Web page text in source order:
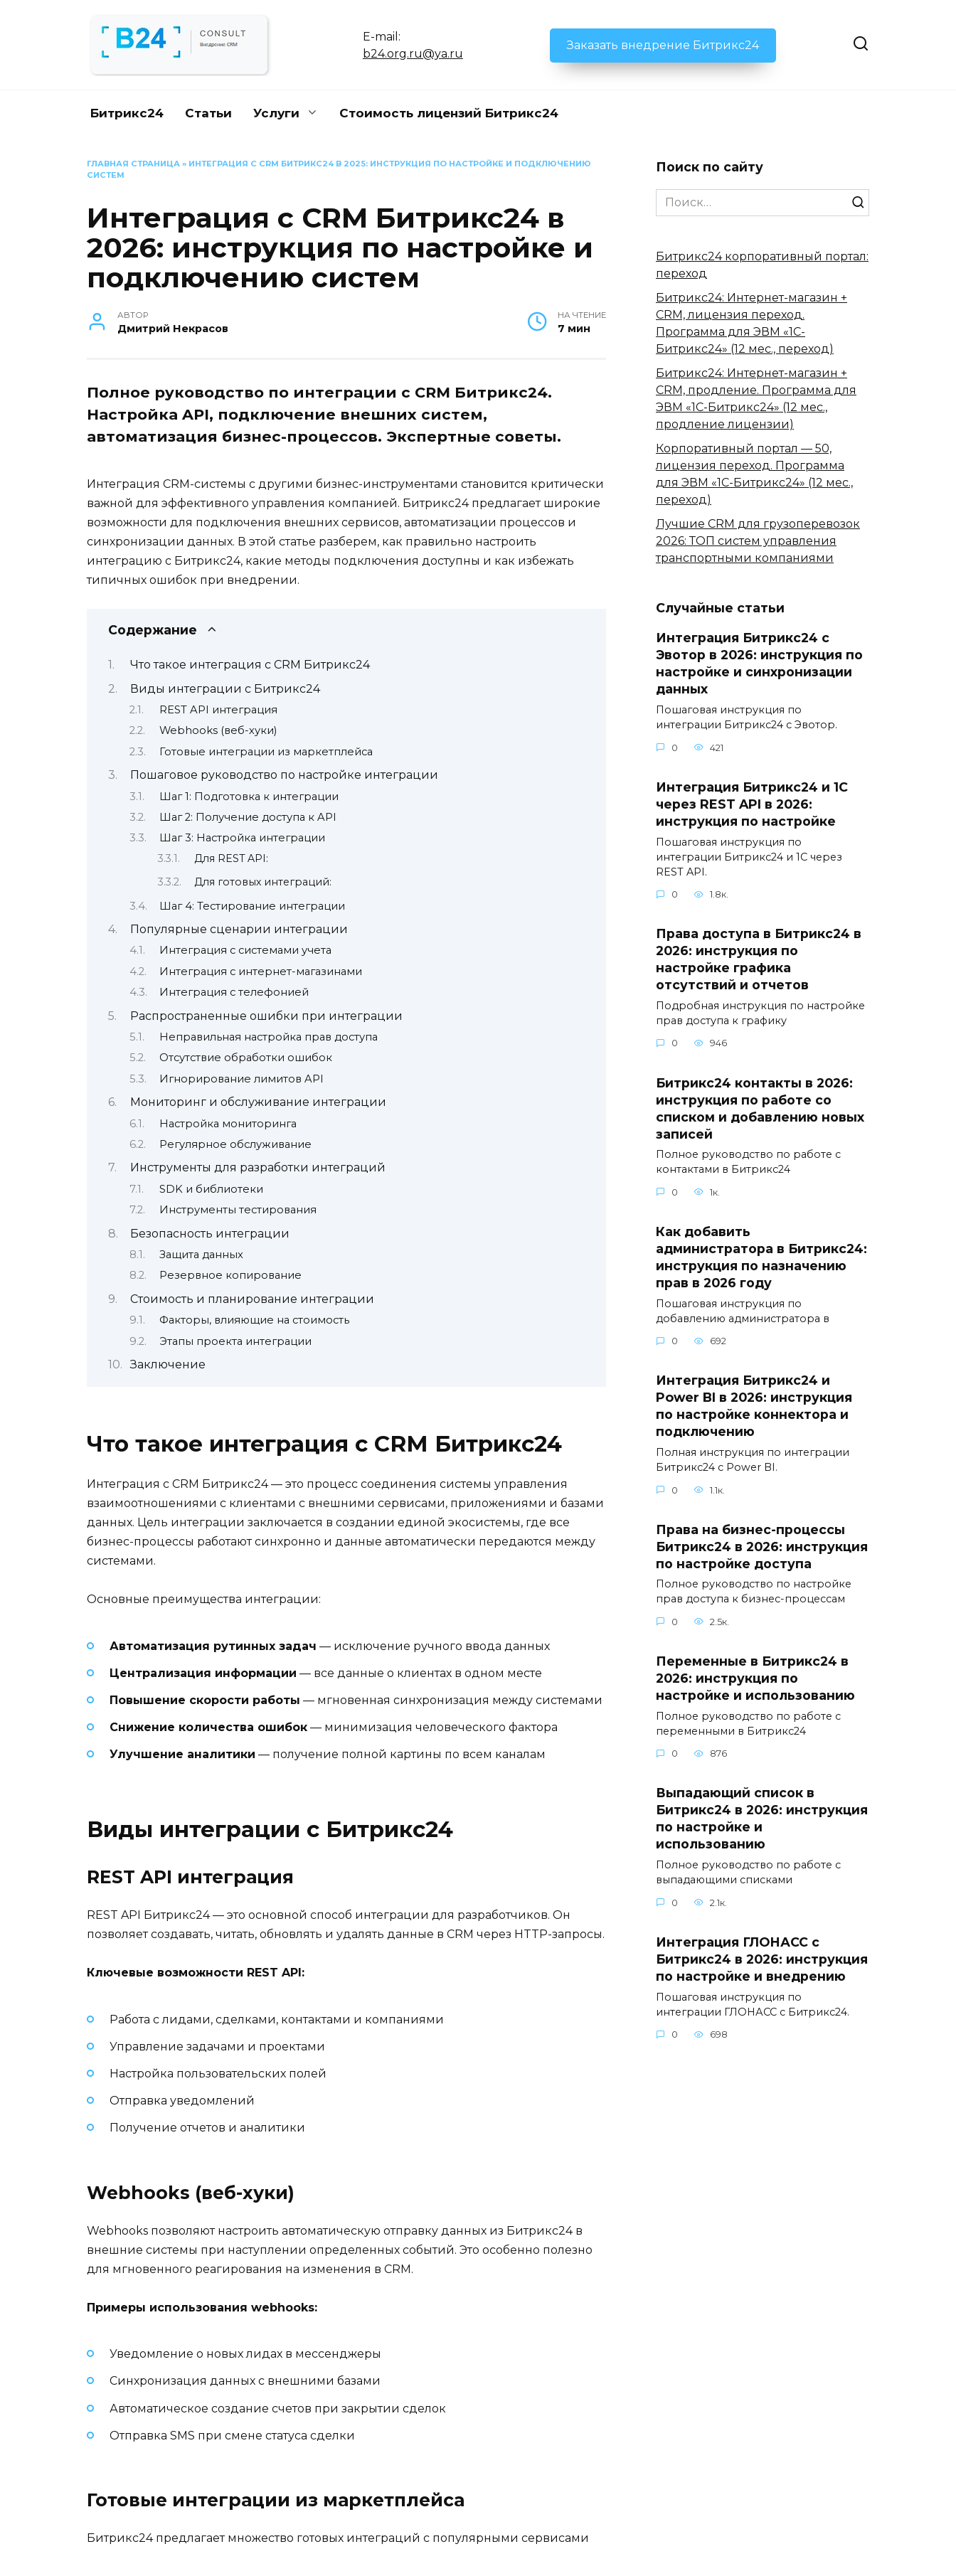
E-mail:
b24.org.ru@ya.ru
Заказать внедрение Битрикс24
Битрикс24 Статьи Услуги Стоимость лицензий Битрикс24
ГЛАВНАЯ СТРАНИЦА » ИНТЕГРАЦИЯ С CRM БИТРИКС24 В 2025: ИНСТРУКЦИЯ ПО НАСТРОЙКЕ И ПОДКЛЮЧЕНИЮ
СИСТЕМ
Интеграция с CRM Битрикс24 в
2026: инструкция по настройке и
подключению систем
АВТОР
Дмитрий Некрасов
НА ЧТЕНИЕ
7 мин
Полное руководство по интеграции с CRM Битрикс24.
Настройка API, подключение внешних систем,
автоматизация бизнес-процессов. Экспертные советы.
Интеграция CRM-системы с другими бизнес-инструментами становится критически
важной для эффективного управления компанией. Битрикс24 предлагает широкие
возможности для подключения внешних сервисов, автоматизации процессов и
синхронизации данных. В этой статье разберем, как правильно настроить
интеграцию с Битрикс24, какие методы подключения доступны и как избежать
типичных ошибок при внедрении.
Содержание
Что такое интеграция с CRM Битрикс24
Виды интеграции с Битрикс24
REST API интеграция
Webhooks (веб-хуки)
Готовые интеграции из маркетплейса
Пошаговое руководство по настройке интеграции
Шаг 1: Подготовка к интеграции
Шаг 2: Получение доступа к API
Шаг 3: Настройка интеграции
Для REST API:
Для готовых интеграций:
Шаг 4: Тестирование интеграции
Популярные сценарии интеграции
Интеграция с системами учета
Интеграция с интернет-магазинами
Интеграция с телефонией
Распространенные ошибки при интеграции
Неправильная настройка прав доступа
Отсутствие обработки ошибок
Игнорирование лимитов API
Мониторинг и обслуживание интеграции
Настройка мониторинга
Регулярное обслуживание
Инструменты для разработки интеграций
SDK и библиотеки
Инструменты тестирования
Безопасность интеграции
Защита данных
Резервное копирование
Стоимость и планирование интеграции
Факторы, влияющие на стоимость
Этапы проекта интеграции
Заключение
Что такое интеграция с CRM Битрикс24
Интеграция с CRM Битрикс24 — это процесс соединения системы управления
взаимоотношениями с клиентами с внешними сервисами, приложениями и базами
данных. Цель интеграции заключается в создании единой экосистемы, где все
бизнес-процессы работают синхронно и данные автоматически передаются между
системами.
Основные преимущества интеграции:
Автоматизация рутинных задач — исключение ручного ввода данных
Централизация информации — все данные о клиентах в одном месте
Повышение скорости работы — мгновенная синхронизация между системами
Снижение количества ошибок — минимизация человеческого фактора
Улучшение аналитики — получение полной картины по всем каналам
Виды интеграции с Битрикс24
REST API интеграция
REST API Битрикс24 — это основной способ интеграции для разработчиков. Он
позволяет создавать, читать, обновлять и удалять данные в CRM через HTTP-запросы.
Ключевые возможности REST API:
Работа с лидами, сделками, контактами и компаниями
Управление задачами и проектами
Настройка пользовательских полей
Отправка уведомлений
Получение отчетов и аналитики
Webhooks (веб-хуки)
Webhooks позволяют настроить автоматическую отправку данных из Битрикс24 в
внешние системы при наступлении определенных событий. Это особенно полезно
для мгновенного реагирования на изменения в CRM.
Примеры использования webhooks:
Уведомление о новых лидах в мессенджеры
Синхронизация данных с внешними базами
Автоматическое создание счетов при закрытии сделок
Отправка SMS при смене статуса сделки
Готовые интеграции из маркетплейса
Битрикс24 предлагает множество готовых интеграций с популярными сервисами
Поиск по сайту
Search
for:
Битрикс24 корпоративный портал:
переход
Битрикс24: Интернет-магазин +
CRM, лицензия переход.
Программа для ЭВМ «1С-
Битрикс24» (12 мес., переход)
Битрикс24: Интернет-магазин +
CRM, продление. Программа для
ЭВМ «1С-Битрикс24» (12 мес.,
продление лицензии)
Корпоративный портал — 50,
лицензия переход. Программа
для ЭВМ «1С-Битрикс24» (12 мес.,
переход)
Лучшие CRM для грузоперевозок
2026: ТОП систем управления
транспортными компаниями
Случайные статьи
Интеграция Битрикс24 с
Эвотор в 2026: инструкция по
настройке и синхронизации
данных
Пошаговая инструкция по
интеграции Битрикс24 с Эвотор.
0 421
Интеграция Битрикс24 и 1С
через REST API в 2026:
инструкция по настройке
Пошаговая инструкция по
интеграции Битрикс24 и 1С через
REST API.
0 1.8к.
Права доступа в Битрикс24 в
2026: инструкция по
настройке графика
отсутствий и отчетов
Подробная инструкция по настройке
прав доступа к графику
0 946
Битрикс24 контакты в 2026:
инструкция по работе со
списком и добавлению новых
записей
Полное руководство по работе с
контактами в Битрикс24
0 1к.
Как добавить
администратора в Битрикс24:
инструкция по назначению
прав в 2026 году
Пошаговая инструкция по
добавлению администратора в
0 692
Интеграция Битрикс24 и
Power BI в 2026: инструкция
по настройке коннектора и
подключению
Полная инструкция по интеграции
Битрикс24 с Power BI.
0 1.1к.
Права на бизнес-процессы
Битрикс24 в 2026: инструкция
по настройке доступа
Полное руководство по настройке
прав доступа к бизнес-процессам
0 2.5к.
Переменные в Битрикс24 в
2026: инструкция по
настройке и использованию
Полное руководство по работе с
переменными в Битрикс24
0 876
Выпадающий список в
Битрикс24 в 2026: инструкция
по настройке и
использованию
Полное руководство по работе с
выпадающими списками
0 2.1к.
Интеграция ГЛОНАСС с
Битрикс24 в 2026: инструкция
по настройке и внедрению
Пошаговая инструкция по
интеграции ГЛОНАСС с Битрикс24.
0 698